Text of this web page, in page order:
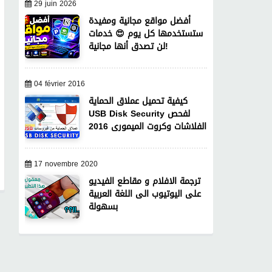
29 juin 2026
أفضل مواقع مجانية ومفيدة
ستستخدمها كل يوم 😍 خدمات
لن تصدق أنها مجانية!
04 février 2016
كيفية تحميل عملاق الحماية
USB Disk Security لفحص
الفلاشات وكروت الميمورى 2016
17 novembre 2020
ترجمة الافلام و مقاطع الفيديو
على اليوتيوب الى اللغة العربية
بسهولة